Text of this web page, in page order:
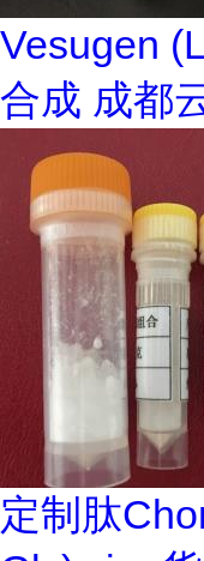
Vesugen
合成 成都
定制肽